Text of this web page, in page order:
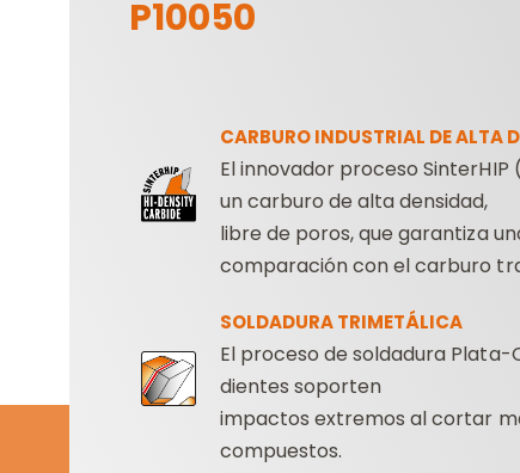
PORTACUCHILLAS Y
ESTUCHES DE
FRESAS PARA
FRESADORAS
P10050
CARBURO INDUSTRIAL DE ALTA
El innovador proceso SinterHIP
un carburo de alta densidad,
libre de poros, que garantiza
comparación con el carburo
SOLDADURA TRIMETÁLICA
El proceso de soldadura
dientes soporten
impactos extremos al cortar
compuestos.